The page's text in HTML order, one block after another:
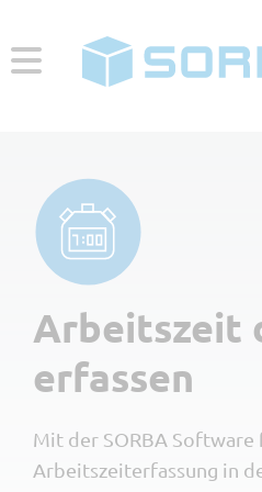
Menü
Für wen
Mittlere Unternehmen 10-
Neugründer
Branchen
Gartenbau
Maler & Gipser
Gesamtlösung
Unternehmen
Arbeitszeit
erfassen
Mit der SORBA Software
Arbeitszeiterfassung in